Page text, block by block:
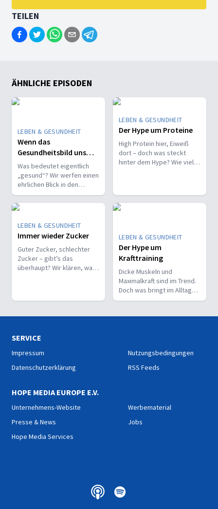
TEILEN
ÄHNLICHE EPISODEN
LEBEN & GESUNDHEIT
Wenn das
Gesundheitsbild uns
trügt
Was bedeutet eigentlich
„gesund“? Wir werfen einen
ehrlichen Blick in den
Gesundheitsspiegel – und
entdecken überraschende
Perspektiven.
LEBEN & GESUNDHEIT
Der Hype um Proteine
High Protein hier, Eiweiß
dort – doch was steckt
hinter dem Hype? Wie viel
LEBEN & GESUNDHEIT
Immer wieder Zucker
Guter Zucker, schlechter
Zucker – gibt’s das
überhaupt? Wir klären, was
LEBEN & GESUNDHEIT
Der Hype um
Krafttraining
Dicke Muskeln und
Maximalkraft sind im Trend.
Doch was bringt im Alltag
wirklich mehr? Kraft oder
SERVICE
Impressum
Datenschutzerklärung
Nutzungsbedingungen
RSS Feeds
HOPE MEDIA EUROPE E.V.
Unternehmens-Website
Presse & News
Hope Media Services
Werbematerial
Jobs